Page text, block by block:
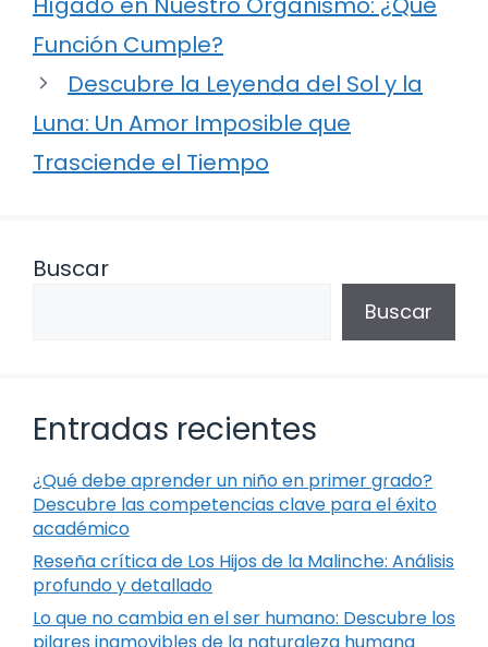
Función Cumple?
Descubre la Leyenda del Sol y la
Luna: Un Amor Imposible que
Trasciende el Tiempo
Buscar
Buscar
Entradas recientes
¿Qué debe aprender un niño en primer grado?
Descubre las competencias clave para el éxito
académico
Reseña crítica de Los Hijos de la Malinche: Análisis
profundo y detallado
Lo que no cambia en el ser humano: Descubre los
pilares inamovibles de la naturaleza humana